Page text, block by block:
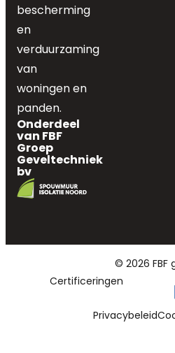
bescherming
en
verduurzaming
van
woningen en
panden.
Onderdeel
van FBF
Groep
Geveltechniek
bv
© 2026 FBF
Certificeringen
Privacybeleid